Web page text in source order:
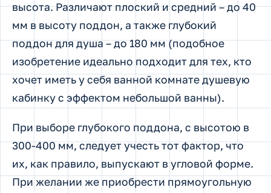
высота. Различают плоский и средний – до 40
мм в высоту поддон, а также глубокий
поддон для душа – до 180 мм (подобное
изобретение идеально подходит для тех, кто
хочет иметь у себя ванной комнате душевую
кабинку с эффектом небольшой ванны).
При выборе глубокого поддона, с высотою в
300-400 мм, следует учесть тот фактор, что
их, как правило, выпускают в угловой форме.
При желании же приобрести прямоугольную